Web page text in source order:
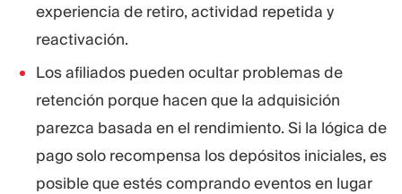
experiencia de retiro, actividad repetida y
reactivación.
Los afiliados pueden ocultar problemas de
retención porque hacen que la adquisición
parezca basada en el rendimiento. Si la lógica de
pago solo recompensa los depósitos iniciales, es
posible que estés comprando eventos en lugar